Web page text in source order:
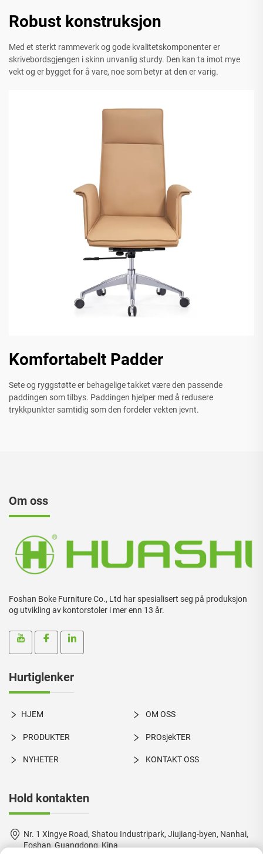
Robust konstruksjon
Med et sterkt rammeverk og gode kvalitetskomponenter er
skrivebordsgjengen i skinn unvanlig sturdy. Den kan ta imot mye
vekt og er bygget for å vare, noe som betyr at den er varig.
Komfortabelt Padder
Sete og ryggstøtte er behagelige takket være den passende
paddingen som tilbys. Paddingen hjelper med å redusere
trykkpunkter samtidig som den fordeler vekten jevnt.
Om oss
Foshan Boke Furniture Co., Ltd har spesialisert seg på produksjon
og utvikling av kontorstoler i mer enn 13 år.
Hurtiglenker
HJEM OM OSS
PRODUKTER PROsjekTER
NYHETER KONTAKT OSS
Hold kontakten
Nr. 1 Xingye Road, Shatou Industripark, Jiujiang-byen, Nanhai,
Foshan, Guangdong, Kina